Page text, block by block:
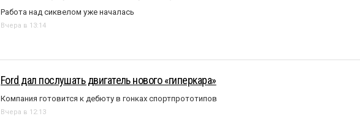
Работа над сиквелом уже началась
Вчера в 13:14
Ford дал послушать двигатель нового «гиперкара»
Компания готовится к дебюту в гонках спортпрототипов
Вчера в 12:13